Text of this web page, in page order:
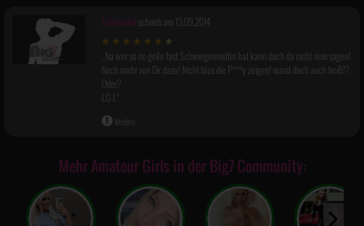
in-
Julimond schrieb am 13.09.2014
Na wer so ne geile fast Schwiegermutter hat kann doch da nicht nein sagen!
Noch mehr von Dir dazu! Nicht blos die P***y zeigen! warst doch auch heiß!?
Oder?
LG J.
Melden
Mehr Amateur Girls in der Big7 Community: